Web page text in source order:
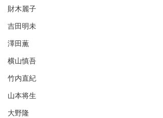
財木麗子
吉田明未
澤田薫
横山慎吾
竹内直紀
山本将生
大野隆